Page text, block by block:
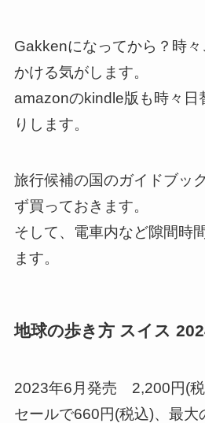
Gakkenになってから？時
かける気がします。
amazonのkindle版も時々日
りします。
旅行候補の国のガイドブッ
ず買っておきます。
そして、電車内など隙間時
ます。
地球の歩き方 スイス
2023年6月発売 2,200円(
セールで660円(税込)、最大